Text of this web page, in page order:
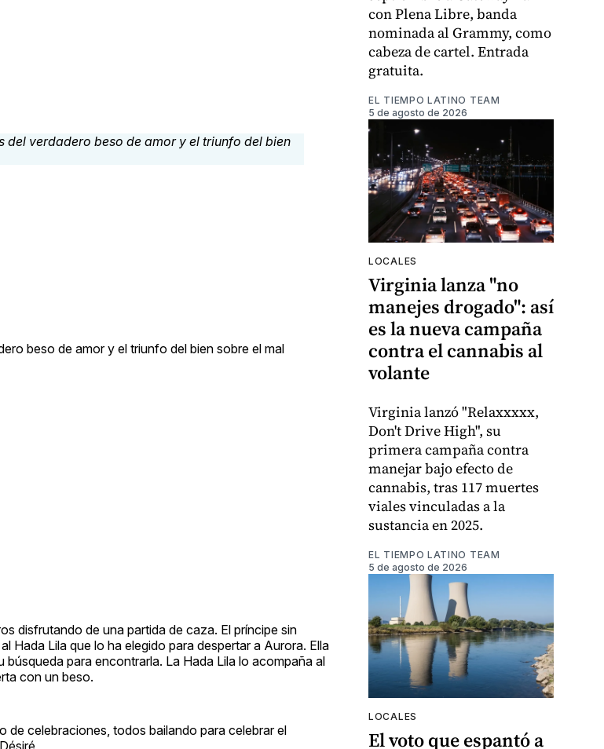
beso de amor y el triunfo del bien sobre el mal
disfrutando de una partida de caza. El príncipe sin
Lila que lo ha elegido para despertar a Aurora. Ella
para encontrarla. La Hada Lila lo acompaña al
con un beso.
celebraciones, todos bailando para celebrar el
con Plena Libre, banda
nominada al Grammy, como
cabeza de cartel. Entrada
gratuita.
EL TIEMPO LATINO TEAM
5 de agosto de 2026
LOCALES
Virginia lanza "no
manejes drogado": así
es la nueva campaña
contra el cannabis al
volante
Virginia lanzó "Relaxxxxx,
Don't Drive High", su
primera campaña contra
manejar bajo efecto de
cannabis, tras 117 muertes
viales vinculadas a la
sustancia en 2025.
EL TIEMPO LATINO TEAM
5 de agosto de 2026
LOCALES
El voto que espantó a